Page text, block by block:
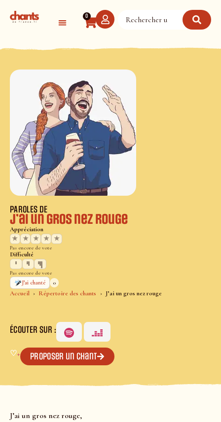
0
Accueil Répertoire des chants J’ai un gros nez rouge
PAROLES DE
J’ai un gros nez rouge
Appréciation
★
★ ★ ★ ★
Pas encore de vote
Difficulté
Pas encore de vote
J’ai chanté
0
ÉCOUTER SUR :
♡+ Proposer un chant
J’ai un gros nez rouge,